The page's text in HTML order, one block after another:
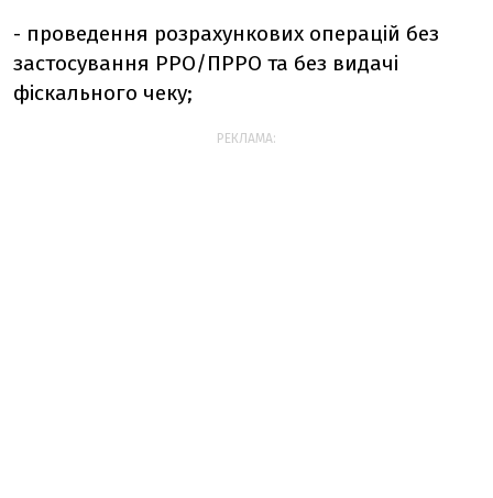
- проведення розрахункових операцій без
застосування РРО/ПРРО та без видачі
фіскального чеку;
РЕКЛАМА: